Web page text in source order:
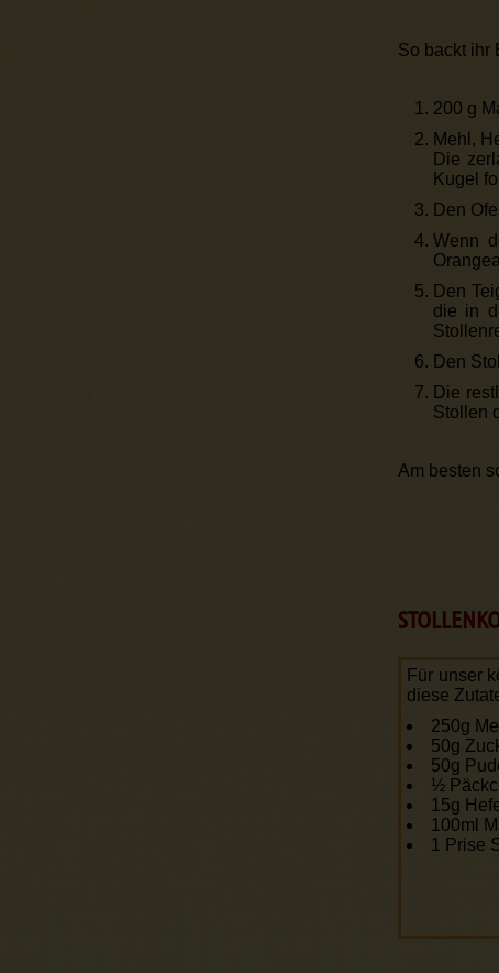
So backt ihr
200 g
Mehl,
Die
Kugel
Den
Wenn
Den
die in
Den
Die
Stollen
Am besten
Für unser
diese
250g
50g
50g
½
15g
100ml
1 Prise